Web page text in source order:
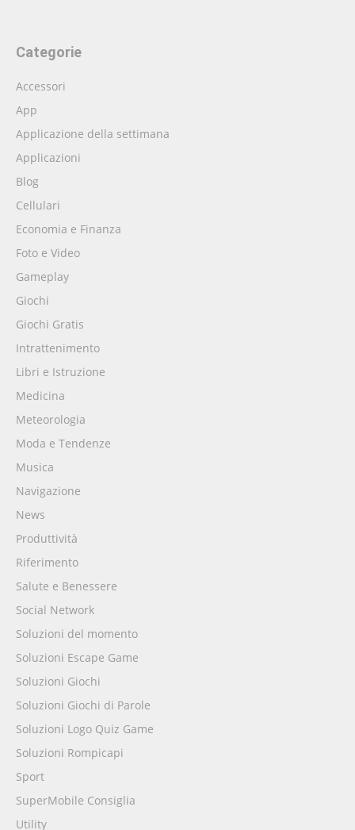
Categorie
Accessori
App
Applicazione della settimana
Applicazioni
Blog
Cellulari
Economia e Finanza
Foto e Video
Gameplay
Giochi
Giochi Gratis
Intrattenimento
Libri e Istruzione
Medicina
Meteorologia
Moda e Tendenze
Musica
Navigazione
News
Produttività
Riferimento
Salute e Benessere
Social Network
Soluzioni del momento
Soluzioni Escape Game
Soluzioni Giochi
Soluzioni Giochi di Parole
Soluzioni Logo Quiz Game
Soluzioni Rompicapi
Sport
SuperMobile Consiglia
Utility